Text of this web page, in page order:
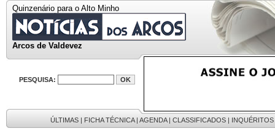
Quinzenário para o Alto Minho
Arcos de Valdevez
PESQUISA:
ÚLTIMAS | FICHA TÉCNICA| AGENDA| CLASSIFICADOS | INQUÉRITOS